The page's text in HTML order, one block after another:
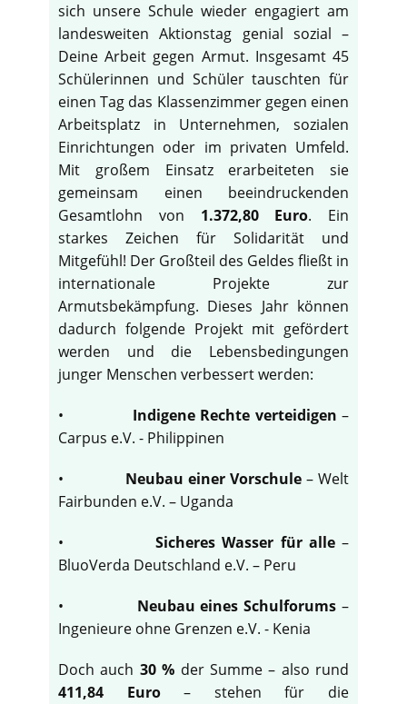
sich unsere Schule wieder engagiert am
landesweiten Aktionstag genial sozial –
Deine Arbeit gegen Armut. Insgesamt 45
Schülerinnen und Schüler tauschten für
einen Tag das Klassenzimmer gegen einen
Arbeitsplatz in Unternehmen, sozialen
Einrichtungen oder im privaten Umfeld.
Mit großem Einsatz erarbeiteten sie
gemeinsam einen beeindruckenden
Gesamtlohn von 1.372,80 Euro. Ein
starkes Zeichen für Solidarität und
Mitgefühl! Der Großteil des Geldes fließt in
internationale Projekte zur
Armutsbekämpfung. Dieses Jahr können
dadurch folgende Projekt mit gefördert
werden und die Lebensbedingungen
junger Menschen verbessert werden:
• Indigene Rechte verteidigen –
Carpus e.V. - Philippinen
• Neubau einer Vorschule – Welt
Fairbunden e.V. – Uganda
•Sicheres Wasser für alle–
BluoVerda Deutschland e.V. – Peru
• Neubau eines Schulforums –
Ingenieure ohne Grenzen e.V. - Kenia
Doch auch 30 % der Summe – also rund
411,84 Euro– stehen für die